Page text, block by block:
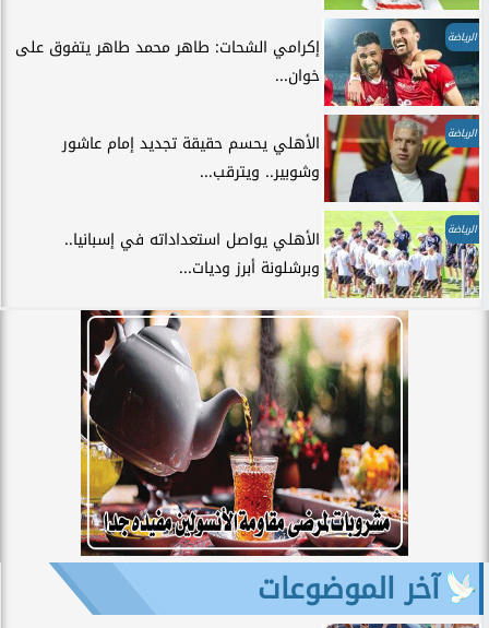
الرياضة
إكرامي الشحات: طاهر محمد طاهر يتفوق على
خوان...
الرياضة
الأهلي يحسم حقيقة تجديد إمام عاشور
وشوبير.. ويترقب...
الرياضة
الأهلي يواصل استعداداته في إسبانيا..
وبرشلونة أبرز وديات...
آخر الموضوعات